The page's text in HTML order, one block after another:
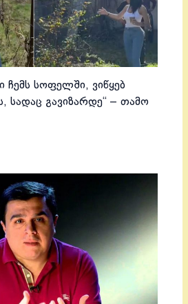
ჩემს სოფელში, ვიწყებ
სადაც გავიზარდე“ – თამო